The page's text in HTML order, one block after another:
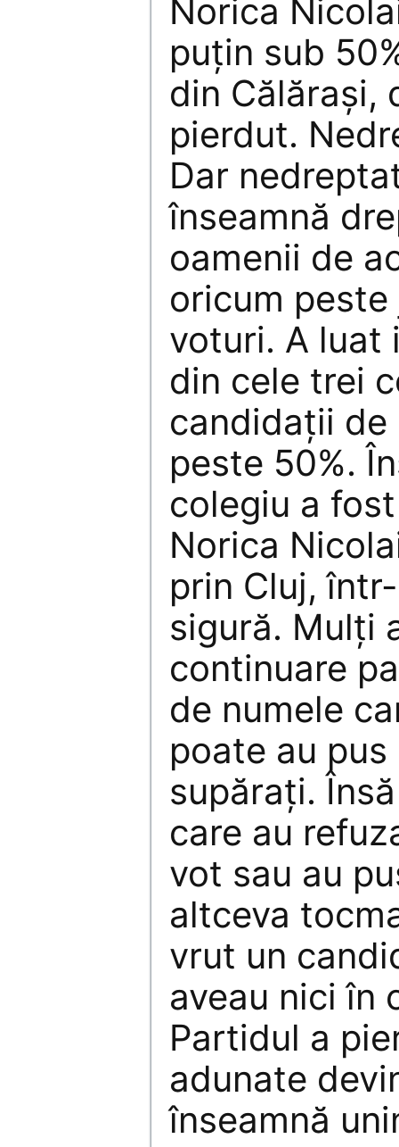
Norica
puţin sub
din Călăraşi,
pierdut.
Dar
înseamnă
oamenii de
oricum
voturi. A luat
din cele trei
candidaţii de
peste 50%.
colegiu a
Norica
prin Cluj,
sigură. Mulţi
continuare
de numele
poate au
supăraţi.
care au
vot sau au
altceva
vrut un
aveau nici în
Partidul a
adunate
înseamnă